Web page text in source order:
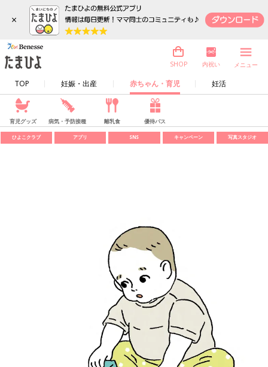
×
TOP 妊娠・出産 赤ちゃん・育児 妊活
SHOP 内祝い メニュー
育児グッズ 病気・予防接種 離乳食 優待パス
ひよこクラブ アプリ SNS キャンペーン 写真スタジオ